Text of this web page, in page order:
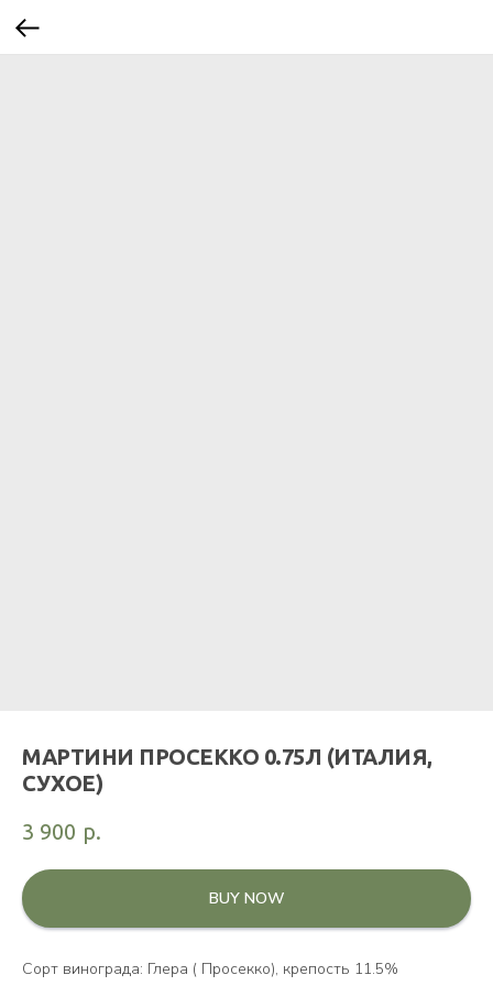
МАРТИНИ ПРОСЕККО 0.75Л (ИТАЛИЯ,
СУХОЕ)
3 900 р.
BUY NOW
Сорт винограда: Глера ( Просекко), крепость 11.5%